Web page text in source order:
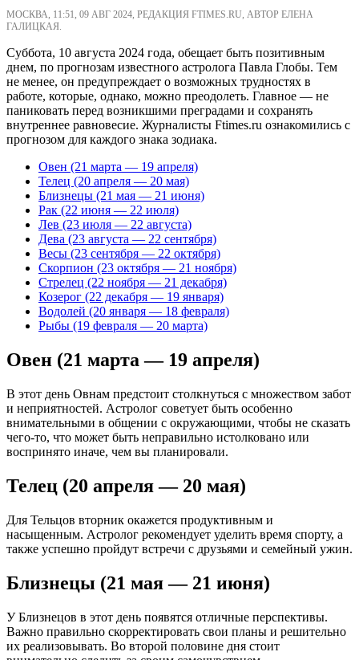
МОСКВА, 11:51, 09 АВГ 2024, РЕДАКЦИЯ FTIMES.RU, АВТОР ЕЛЕНА
ГАЛИЦКАЯ.
Суббота, 10 августа 2024 года, обещает быть позитивным
днем, по прогнозам известного астролога Павла Глобы. Тем
не менее, он предупреждает о возможных трудностях в
работе, которые, однако, можно преодолеть. Главное — не
паниковать перед возникшими преградами и сохранять
внутреннее равновесие. Журналисты Ftimes.ru ознакомились с
прогнозом для каждого знака зодиака.
Овен (21 марта — 19 апреля)
Телец (20 апреля — 20 мая)
Близнецы (21 мая — 21 июня)
Рак (22 июня — 22 июля)
Лев (23 июля — 22 августа)
Дева (23 августа — 22 сентября)
Весы (23 сентября — 22 октября)
Скорпион (23 октября — 21 ноября)
Стрелец (22 ноября — 21 декабря)
Козерог (22 декабря — 19 января)
Водолей (20 января — 18 февраля)
Рыбы (19 февраля — 20 марта)
Овен (21 марта — 19 апреля)
В этот день Овнам предстоит столкнуться с множеством забот
и неприятностей. Астролог советует быть особенно
внимательными в общении с окружающими, чтобы не сказать
чего-то, что может быть неправильно истолковано или
воспринято иначе, чем вы планировали.
Телец (20 апреля — 20 мая)
Для Тельцов вторник окажется продуктивным и
насыщенным. Астролог рекомендует уделить время спорту, а
также успешно пройдут встречи с друзьями и семейный ужин.
Близнецы (21 мая — 21 июня)
У Близнецов в этот день появятся отличные перспективы.
Важно правильно скорректировать свои планы и решительно
их реализовывать. Во второй половине дня стоит